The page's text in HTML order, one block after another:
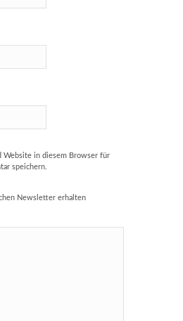
Website in diesem Browser für
speichern.
Newsletter erhalten